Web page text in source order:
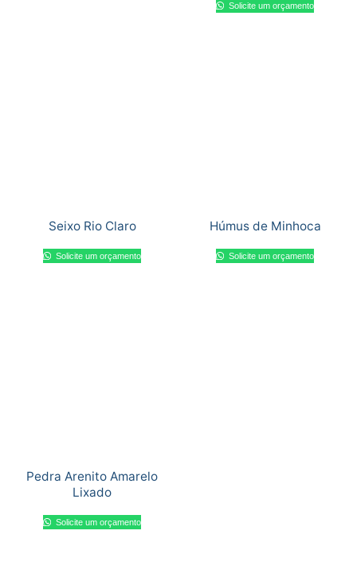
Solicite um orçamento
Seixo Rio Claro
Solicite um orçamento
Húmus de Minhoca
Solicite um orçamento
Pedra Arenito Amarelo
Lixado
Solicite um orçamento